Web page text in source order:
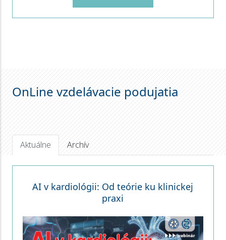
OnLine vzdelávacie podujatia
Aktuálne Archív
AI v kardiológii: Od teórie ku klinickej
praxi